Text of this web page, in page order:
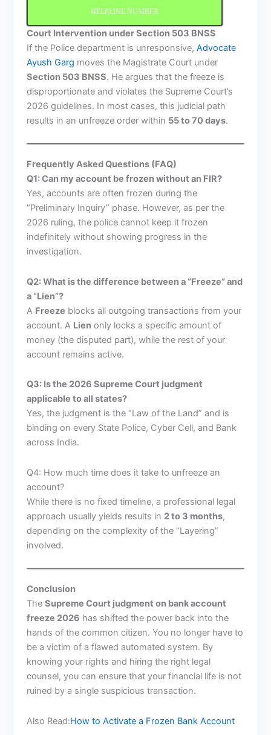
HELPLINE NUMBER
Court Intervention under Section 503 BNSS
If the Police department is unresponsive,Advocate
Ayush Garg moves the Magistrate Court under
Section 503 BNSS. He argues that the freeze is
disproportionate and violates the Supreme Court’s
2026 guidelines. In most cases, this judicial path
results in an unfreeze order within 55 to 70 days.
Frequently Asked Questions (FAQ)
Q1: Can my account be frozen without an FIR?
Yes, accounts are often frozen during the
“Preliminary Inquiry” phase. However, as per the
2026 ruling, the police cannot keep it frozen
indefinitely without showing progress in the
investigation.
Q2: What is the difference between a “Freeze” and
a “Lien”?
A Freeze blocks all outgoing transactions from your
account. A Lien only locks a specific amount of
money (the disputed part), while the rest of your
account remains active.
Q3: Is the 2026 Supreme Court judgment
applicable to all states?
Yes, the judgment is the “Law of the Land” and is
binding on every State Police, Cyber Cell, and Bank
across India.
Q4: How much time does it take to unfreeze an
account?
While there is no fixed timeline, a professional legal
approach usually yields results in 2 to 3 months,
depending on the complexity of the “Layering”
involved.
Conclusion
TheSupreme Court judgment on bank account
freeze 2026 has shifted the power back into the
hands of the common citizen. You no longer have to
be a victim of a flawed automated system. By
knowing your rights and hiring the right legal
counsel, you can ensure that your financial life is not
ruined by a single suspicious transaction.
Also Read:How to Activate a Frozen Bank Account